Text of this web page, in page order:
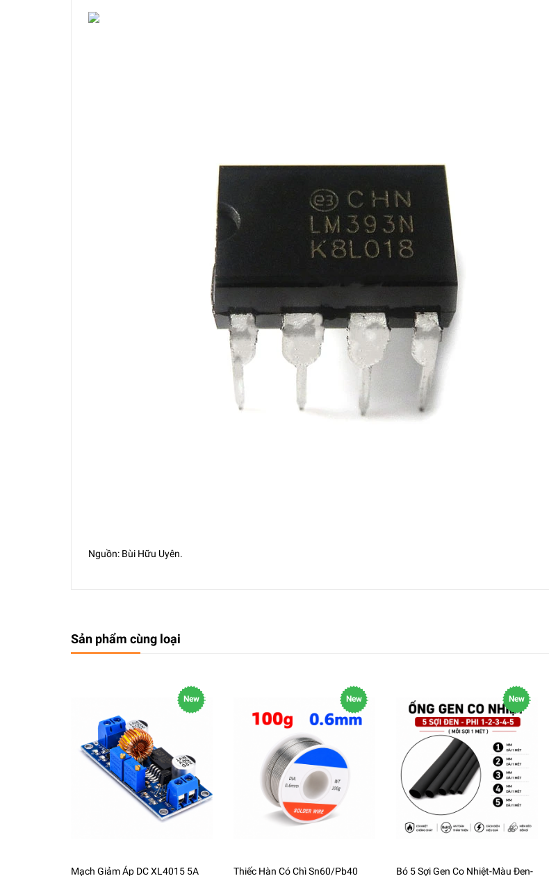
Nguồn: Bùi Hữu Uyên.
Sản phẩm cùng loại
New
Mạch Giảm Áp DC XL4015 5A
New
Thiếc Hàn Có Chì Sn60/Pb40
New
Bó 5 Sợi Gen Co Nhiệt-Màu Đen-